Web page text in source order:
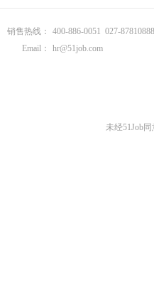
销售热线：
400-886-0051 027-87810888
Email：
hr@51job.com
未经51Job